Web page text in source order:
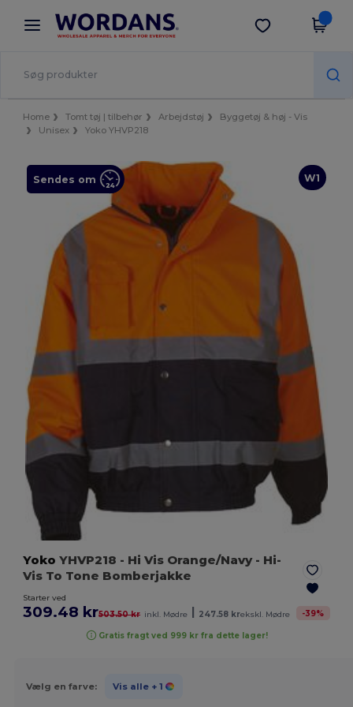
× Wordans-app
Bedre priser i appen!
Hent app
Home Tomt tøj | tilbehør Arbejdstøj
Byggetøj & høj - Vis
Unisex
Yoko YHVP218
W1
Sendes om
Yoko YHVP218 - Hi Vis Orange/Navy- Hi-
Vis To Tone Bomberjakke
Starter ved
309.48 kr503.50 kr inkl. Mødre | 247.58 krekskl. Mødre -39%
Gratis fragt ved 999 kr fra dette lager!
Vælg en farve: Vis alle + 1